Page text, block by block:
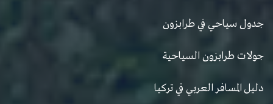
جدول سياحي في طرابزون
جولات طرابزون السياحية
دليل المسافر العربي في تركيا